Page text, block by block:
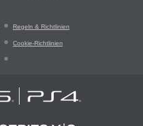
Regeln & Richtlinien
Cookie-Richtlinien